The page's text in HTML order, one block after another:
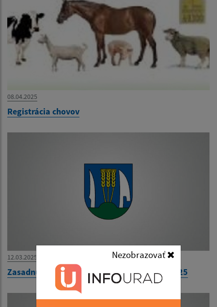
Nezobrazovať
08.04.2025
Registrácia chovov
12.03.2025
Zasadnutie Obecného zastupiteľstva 18.3.2025